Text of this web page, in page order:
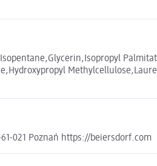
021 Poznań https://beiersdorf.com